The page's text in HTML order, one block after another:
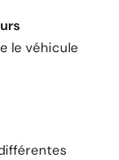
le véhicule